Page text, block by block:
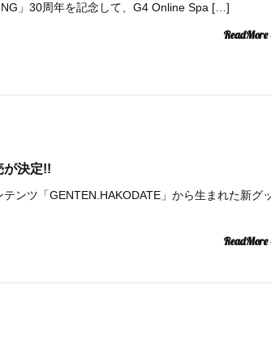
」30周年を記念して、G4 Online Spa […]
ReadMore
が決定!!
ンツ「GENTEN.HAKODATE」から生まれた新グ
ReadMore